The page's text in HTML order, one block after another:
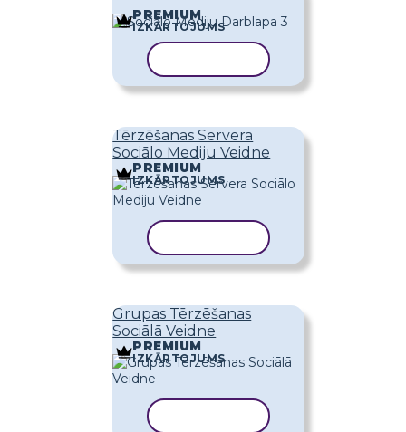
PREMIUM
IZKĀRTOJUMS
Tērzēšanas Servera
Sociālo Mediju Veidne
PREMIUM
IZKĀRTOJUMS
Grupas Tērzēšanas
Sociālā Veidne
PREMIUM
IZKĀRTOJUMS